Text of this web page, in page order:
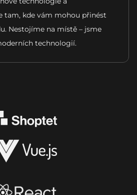
tam, kde vám mohou přinést
Nestojíme na místě – jsme
technologií.